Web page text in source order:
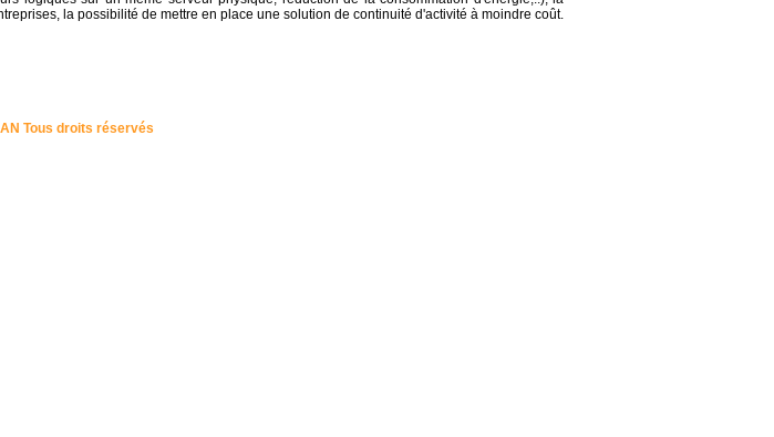
la possibilité de mettre en place une solution de continuité d'activité à moindre coût.
Tous droits réservés